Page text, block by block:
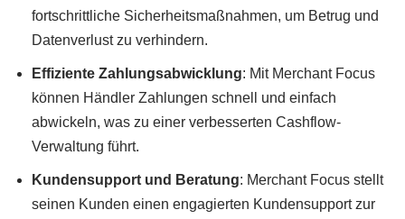
fortschrittliche Sicherheitsmaßnahmen, um Betrug und
Datenverlust zu verhindern.
Effiziente Zahlungsabwicklung: Mit Merchant Focus
können Händler Zahlungen schnell und einfach
abwickeln, was zu einer verbesserten Cashflow-
Verwaltung führt.
Kundensupport und Beratung: Merchant Focus stellt
seinen Kunden einen engagierten Kundensupport zur